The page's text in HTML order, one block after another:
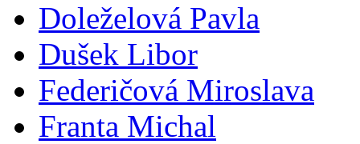
Doleželová Pavla
Dušek Libor
Federičová Miroslava
Franta Michal